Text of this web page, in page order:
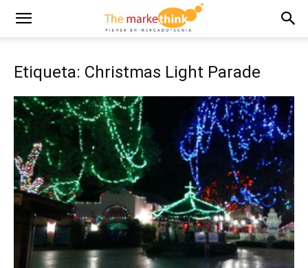
Etiqueta: Christmas Light Parade